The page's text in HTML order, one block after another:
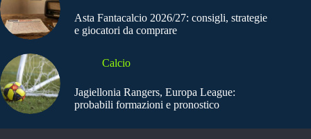
Asta Fantacalcio 2026/27: consigli, strategie
e giocatori da comprare
Calcio
Jagiellonia Rangers, Europa League:
probabili formazioni e pronostico